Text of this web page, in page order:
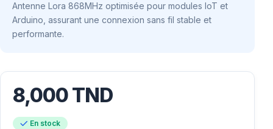
Antenne Lora 868MHz optimisée pour modules IoT et
Arduino, assurant une connexion sans fil stable et
performante.
8,000TND
En stock